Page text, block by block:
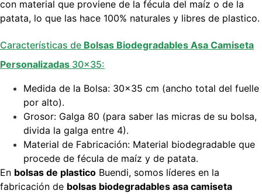
con material que proviene de la fécula del maíz o de la
patata, lo que las hace 100% naturales y libres de plastico.
Características de Bolsas Biodegradables Asa Camiseta
Personalizadas 30×35:
Medida de la Bolsa: 30×35 cm (ancho total del fuelle
por alto).
Grosor: Galga 80 (para saber las micras de su bolsa,
divida la galga entre 4).
Material de Fabricación: Material biodegradable que
procede de fécula de maíz y de patata.
En bolsas de plastico Buendi, somos líderes en la
fabricación de bolsas biodegradables asa camiseta